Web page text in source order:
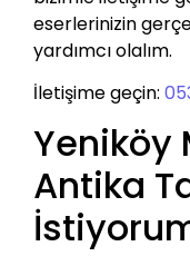
eserlerinizin
yardımcı olalım.
İletişime geçin:
Yeniköy
Antika